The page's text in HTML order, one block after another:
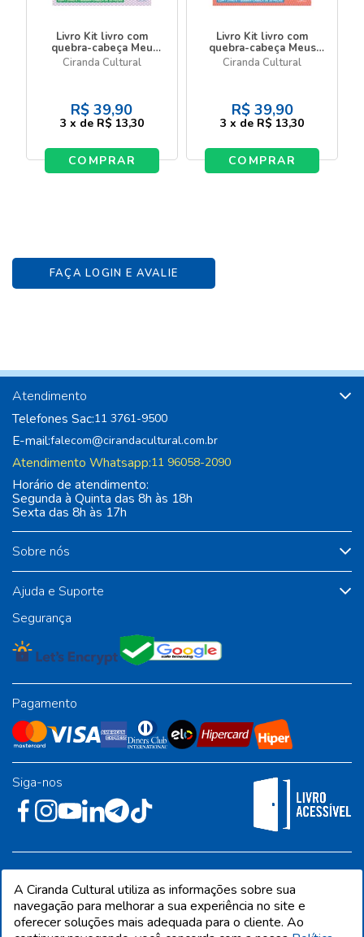
Livro Kit livro com
quebra-cabeça Meu
primeiro alfabeto - Kit
Ciranda Cultural
R$ 39,90
3 x de R$ 13,30
COMPRAR
Livro Kit livro com
quebra-cabeça Meus
primeiros animais - Kit
Ciranda Cultural
R$ 39,90
3 x de R$ 13,30
COMPRAR
FAÇA LOGIN E AVALIE
Sobre nós
Ajuda e Suporte
Atendimento
Telefones Sac:11 3761-9500
E-mail:falecom@cirandacultural.com.br
Atendimento Whatsapp:11 96058-2090
Horário de atendimento:
Segunda à Quinta das 8h às 18h
Sexta das 8h às 17h
Segurança
Pagamento
Siga-nos
Industrial - Jandira/SP - CEP 06612-001
A Ciranda Cultural utiliza as informações sobre sua
navegação para melhorar a sua experiência no site e
oferecer soluções mais adequada para o cliente. Ao